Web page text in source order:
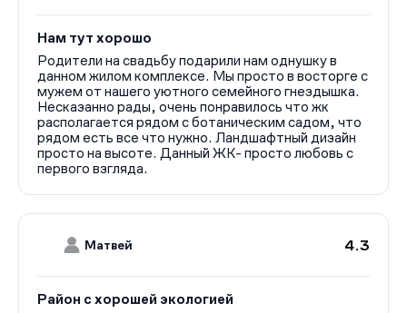
Нам тут хорошо
Родители на свадьбу подарили нам однушку в
данном жилом комплексе. Мы просто в восторге с
мужем от нашего уютного семейного гнездышка.
Несказанно рады, очень понравилось что жк
располагается рядом с ботаническим садом, что
рядом есть все что нужно. Ландшафтный дизайн
просто на высоте. Данный ЖК- просто любовь с
первого взгляда.
Матвей 4.3
Район с хорошей экологией